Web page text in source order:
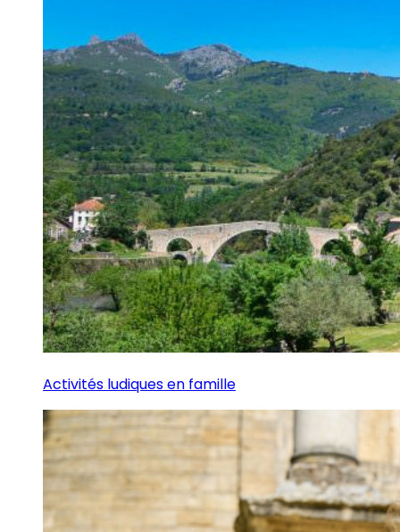
Activités ludiques en famille